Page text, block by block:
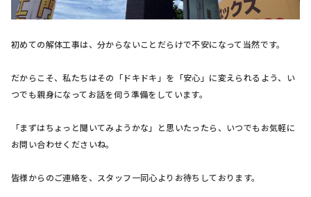
初めての解体工事は、分からないことだらけで不安になって当然です。
だからこそ、私たちはその「ドキドキ」を「安心」に変えられるよう、い
つでも親身になってお話を伺う準備をしています。
「まずはちょっと聞いてみようかな」と思いたったら、いつでもお気軽に
お問い合わせくださいね。
皆様からのご連絡を、スタッフ一同心よりお待ちしております。